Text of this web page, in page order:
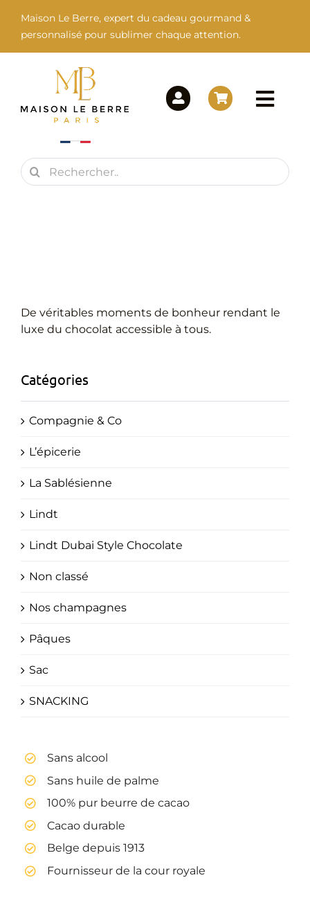
contenu
Maison Le Berre, expert du cadeau gourmand &
personnalisé pour sublimer chaque attention.
Maison Le Berre
Cadeaux Personnalisés
Rechercher:
De véritables moments de bonheur rendant le
luxe du chocolat accessible à tous.
Catégories
Compagnie & Co
L’épicerie
La Sablésienne
Lindt
Lindt Dubai Style Chocolate
Non classé
Nos champagnes
Pâques
Sac
SNACKING
Sans alcool
Sans huile de palme
100% pur beurre de cacao
Cacao durable
Belge depuis 1913
Fournisseur de la cour royale